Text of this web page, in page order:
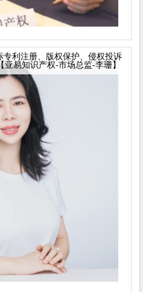
利注册、版权保护、侵权投诉
易知识产权-市场总监-李珊】